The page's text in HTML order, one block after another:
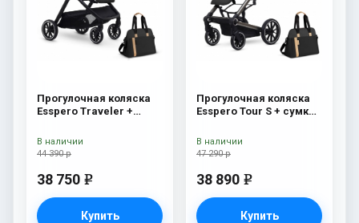
Прогулочная коляска
Esspero Traveler +
44 390 р
38 750 e
Купить
В наличии
Прогулочная коляска
Esspero Tour S + сумка
47 290 р
38 890 e
Купить
В наличии